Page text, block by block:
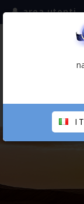
area utenti
LA SCUOLA